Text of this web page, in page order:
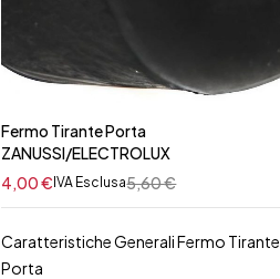
Fermo Tirante Porta
ZANUSSI/ELECTROLUX
5,60€
4,00€IVA Esclusa
Caratteristiche Generali Fermo Tirante
Porta